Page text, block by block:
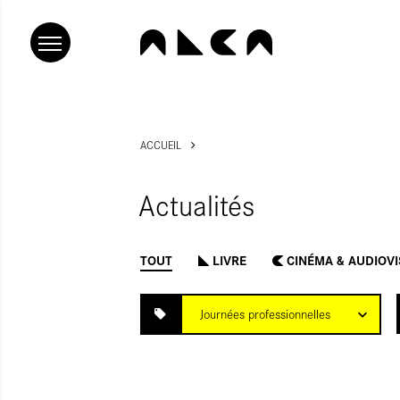
ACCUEIL
Actualités
TOUT LIVRE CINÉMA &
Journées professionnelles
RÉINITIALISER